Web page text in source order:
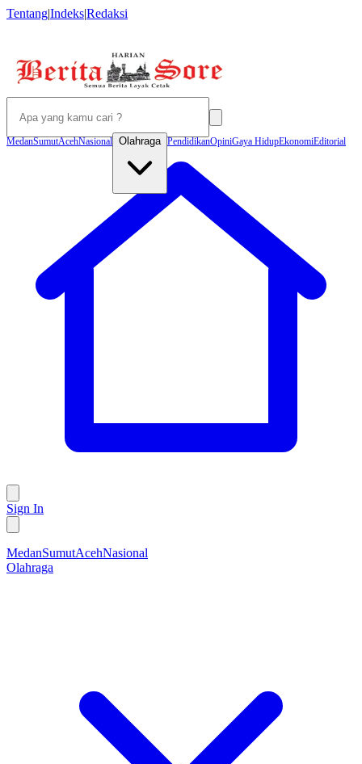
Tentang|Indeks|Redaksi
MedanSumutAcehNasional Olahraga PendidikanOpiniGaya HidupEkonomiEditorial
Sign In
MedanSumutAcehNasional
Olahraga